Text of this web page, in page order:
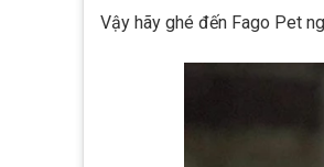
Vậy hãy ghé đến Fago Pet